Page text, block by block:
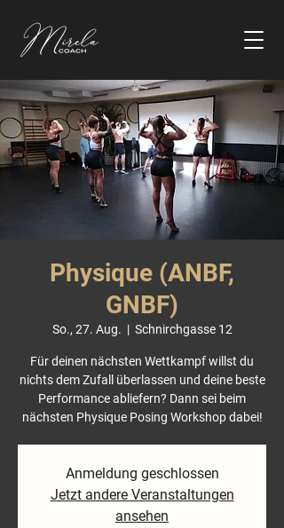
Physique (ANBF,
GNBF)
So., 27. Aug.
  |
Schnirchgasse 12
Für deinen nächsten Wettkampf willst du
nichts dem Zufall überlassen und deine beste
Performance abliefern? Dann sei beim
nächsten Physique Posing Workshop dabei!
Anmeldung geschlossen
Jetzt andere Veranstaltungen
ansehen